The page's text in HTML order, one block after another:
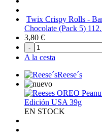
Twix Crispy Rolls -
Chocolate (Pack 5)
3,80 €
-
A la cesta
Reese´s
EN STOCK